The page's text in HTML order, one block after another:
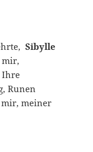
Sibylle
mir,
Ihre
Runen
mir, meiner